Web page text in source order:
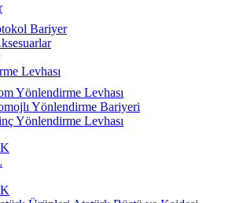
Bariyer
Levhası
Yönlendirme Levhası
Yönlendirme Bariyeri
Yönlendirme Levhası